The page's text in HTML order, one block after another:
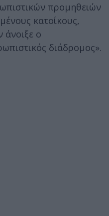
προμηθειών
κατοίκους,
άνοιξε ο
διάδρομος».